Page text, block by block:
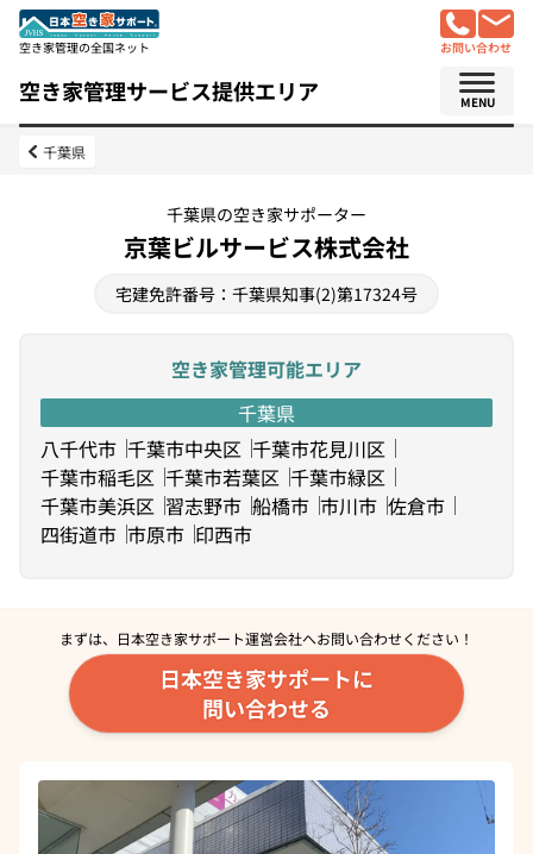
空き家管理の全国ネット お問い合わせ
空き家管理サービス提供エリア MENU
千葉県
千葉県の空き家サポーター
京葉ビルサービス株式会社
宅建免許番号：千葉県知事(2)第17324号
空き家管理可能エリア
千葉県
八千代市 千葉市中央区 千葉市花見川区
千葉市稲毛区 千葉市若葉区 千葉市緑区
千葉市美浜区 習志野市 船橋市 市川市 佐倉市
四街道市 市原市 印西市
まずは、日本空き家サポート運営会社へお問い合わせください！
日本空き家サポートに
問い合わせる